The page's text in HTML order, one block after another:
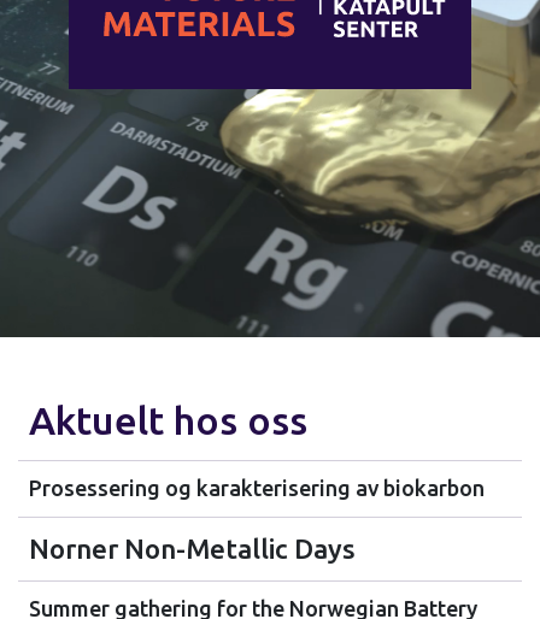
Aktuelt hos oss
Prosessering og karakterisering av biokarbon
Norner Non-Metallic Days
Summer gathering for the Norwegian Battery